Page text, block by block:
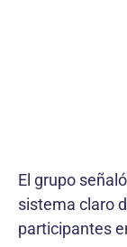
El grupo
sistema claro
participantes